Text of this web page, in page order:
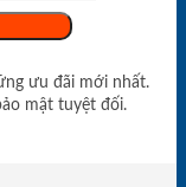
ưu đãi mới nhất.
mật tuyệt đối.